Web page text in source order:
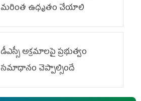
మరింత ఉధృతం చేయాలి
డీఎస్సీ అక్రమాలపై ప్రభుత్వం
సమాధానం చెప్పాల్సిందే